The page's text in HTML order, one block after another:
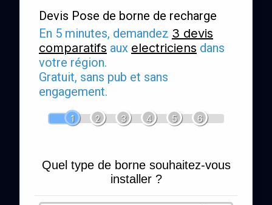
Devis Pose de borne de recharge
En 5 minutes, demandez 3 devis
comparatifs aux electriciens dans
votre région.
Gratuit, sans pub et sans
engagement.
1 2 3 4 5 6
Quel type de borne souhaitez-vous
installer ?